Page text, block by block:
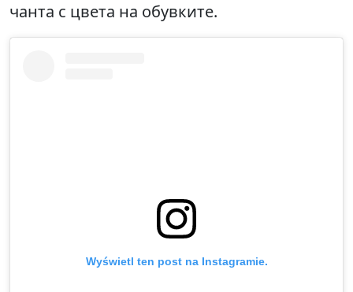
чанта с цвета на обувките.
Wyświetl ten post na Instagramie.